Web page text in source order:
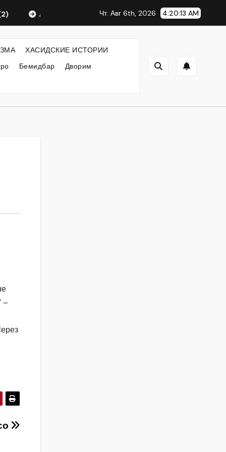
Любавический Ребе ФИЛОСОФИЯ ХАСИДИЗМА
Чт. Авг 6th, 2026 4:20:14 AM
ХАСИДСКИЕ ИСТОРИИ
Бемидбар
Дворим
–